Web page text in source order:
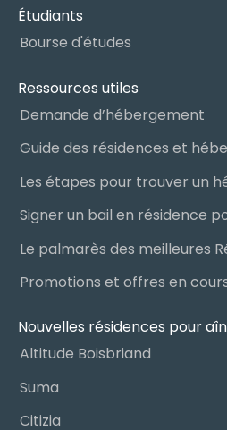
Étudiants
Bourse d'études
Ressources utiles
Demande d’hébergement
Guide des résidences et
Promotions et offres en
Nouvelles résidences pour
Altitude Boisbriand
Suma
Citizia